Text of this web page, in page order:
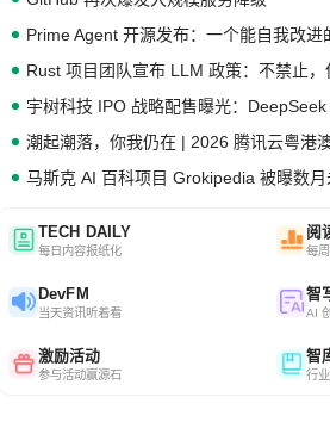
潮起潮落，你我仍在 | 2026 腾讯云粤港
马斯克 AI 百科项目 Grokipedia 被曝数
TECH DAILY
每日内容报纸化
阅
每
DevFM
当天资讯听着看
智
AI
激励活动
参与活动赢源石
智
行